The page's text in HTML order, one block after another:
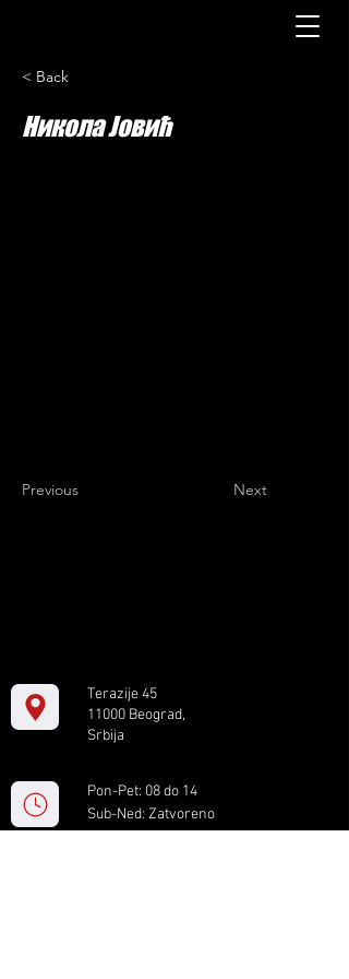
< Back
Никола Јовић
Previous Next
Terazije 45
11000 Beograd,
Srbija
Pon-Pet: 08 do 14
Sub-Ned: Zatvoreno